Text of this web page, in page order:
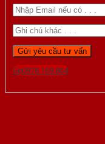
Gọi 0976.169.864